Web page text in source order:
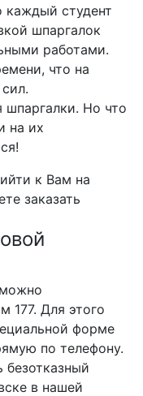
каждый студент
шпаргалок
работами.
что на
шпаргалки. Но что
на их
к Вам на
заказать
177. Для этого
форме
по телефону.
безотказный
в нашей